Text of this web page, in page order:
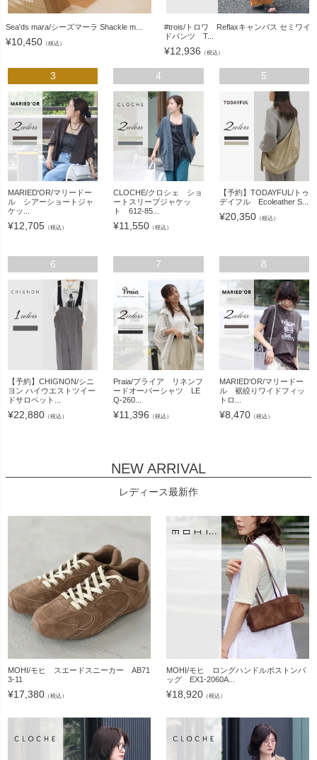
Sea'ds mara/シーズマーラ Shackle m...
¥10,450 （税込）
#trois/トロワ Reflaxキャンバス セミワイ
ドパンツ T...
¥12,936 （税込）
3
MARIED'OR/マリードー
ル シアーショートジャ
ケッ...
¥12,705 （税込）
4
CLOCHE/クロシェ ショ
ートスリーブジャケッ
ト 612-85...
¥11,550 （税込）
5
【予約】TODAYFUL/トゥ
デイフル Ecoleather S...
¥20,350（税込）
6
【予約】CHIGNON/シニ
ヨン ハイウエストツイー
ドサロペット...
¥22,880 （税込）
7
Praia/プライア リネンフ
ードオーバーシャツ LE
Q-260...
¥11,396 （税込）
8
MARIED'OR/マリードー
ル 裾絞りワイドフィッ
トロ...
¥8,470（税込）
NEW ARRIVAL
レディース最新作
MOHI/モヒ スエードスニーカー AB71
3-11
¥17,380 （税込）
MOHI/モヒ ロングハンドルボストンバ
ッグ EX1-2060A...
¥18,920 （税込）